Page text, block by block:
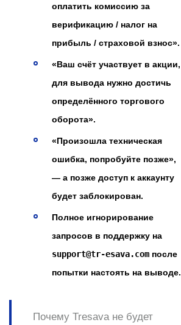
оплатить комиссию за
верификацию / налог на
прибыль / страховой взнос».
«Ваш счёт участвует в акции,
для вывода нужно достичь
определённого торгового
оборота».
«Произошла техническая
ошибка, попробуйте позже»,
— а позже доступ к аккаунту
будет заблокирован.
Полное игнорирование
запросов в поддержку на
support@tr-esava.com после
попытки настоять на выводе.
Почему Tresava не будет